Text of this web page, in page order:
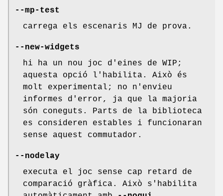
--mp-test
carrega els escenaris MJ de prova.
--new-widgets
hi ha un nou joc d'eines de WIP;
aquesta opció l'habilita. Això és
molt experimental; no n'envieu
informes d'error, ja que la majoria
són coneguts. Parts de la biblioteca
es consideren estables i funcionaran
sense aquest commutador.
--nodelay
executa el joc sense cap retard de
comparació gràfica. Això s'habilita